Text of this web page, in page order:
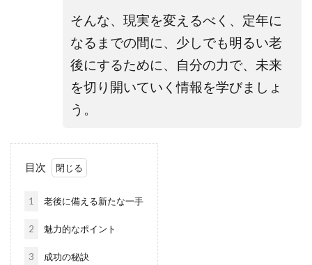
そんな、現実を変えるべく、定年に
なるまでの間に、少しでも明るい老
後にするために、自分の力で、未来
を切り開いていく情報を学びましょ
う。
目次
1 老後に備える新たな一手
2 魅力的なポイント
3 成功の秘訣